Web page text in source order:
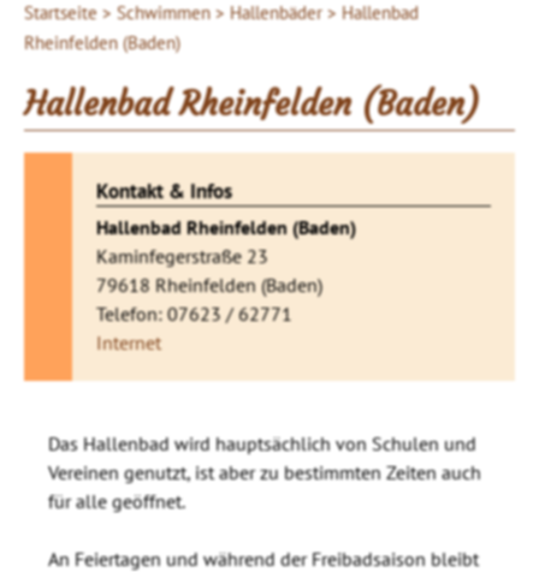
Startseite > Schwimmen > Hallenbäder > Hallenbad
Rheinfelden (Baden)
Hallenbad Rheinfelden (Baden)
Kontakt & Infos
Hallenbad Rheinfelden (Baden)
Kaminfegerstraße 23
79618 Rheinfelden (Baden)
Telefon: 07623 / 62771
Internet
Das Hallenbad wird hauptsächlich von Schulen und
Vereinen genutzt, ist aber zu bestimmten Zeiten auch
für alle geöffnet.
An Feiertagen und während der Freibadsaison bleibt